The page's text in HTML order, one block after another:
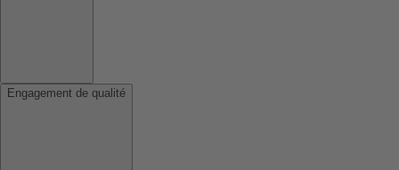
Engagement de qualité